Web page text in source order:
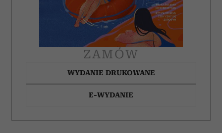
ZAMÓW
WYDANIE DRUKOWANE
E-WYDANIE